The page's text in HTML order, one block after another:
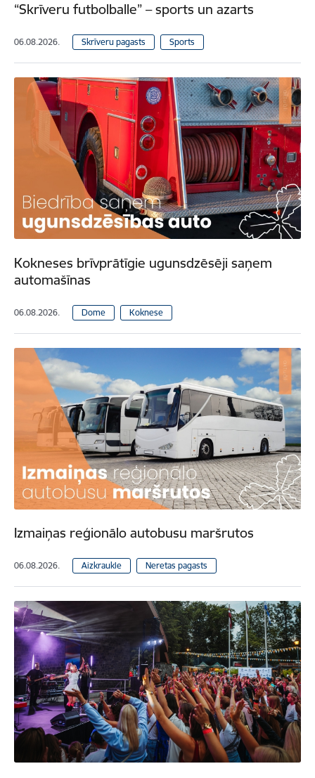
“Skrīveru futbolballe” – sports un azarts
06.08.2026. Skrīveru pagasts Sports
Kokneses brīvprātīgie ugunsdzēsēji saņem
automašīnas
06.08.2026. Dome Koknese
Izmaiņas reģionālo autobusu maršrutos
06.08.2026. Aizkraukle Neretas pagasts